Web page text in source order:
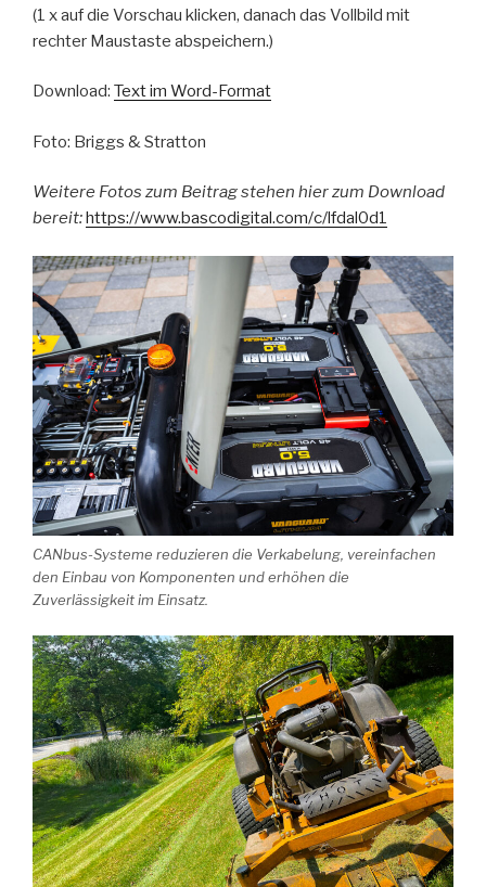
(1 x auf die Vorschau klicken, danach das Vollbild mit
rechter Maustaste abspeichern.)
Download: Text im Word-Format
Foto: Briggs & Stratton
Weitere Fotos zum Beitrag stehen hier zum Download
bereit:https://www.bascodigital.com/c/lfdal0d1
CANbus-Systeme reduzieren die Verkabelung, vereinfachen
den Einbau von Komponenten und erhöhen die
Zuverlässigkeit im Einsatz.